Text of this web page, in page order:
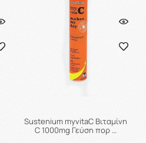
Sustenium myvitaC Βιταμίνη
C 1000mg Γεύση πορ …